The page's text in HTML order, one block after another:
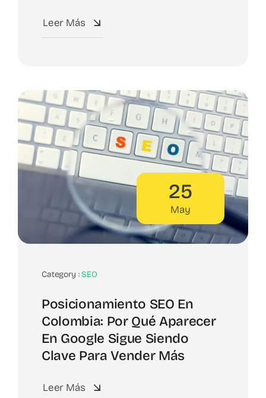
Leer Más
25
May
Category :SEO
Posicionamiento SEO En
Colombia: Por Qué Aparecer
En Google Sigue Siendo
Clave Para Vender Más
Leer Más